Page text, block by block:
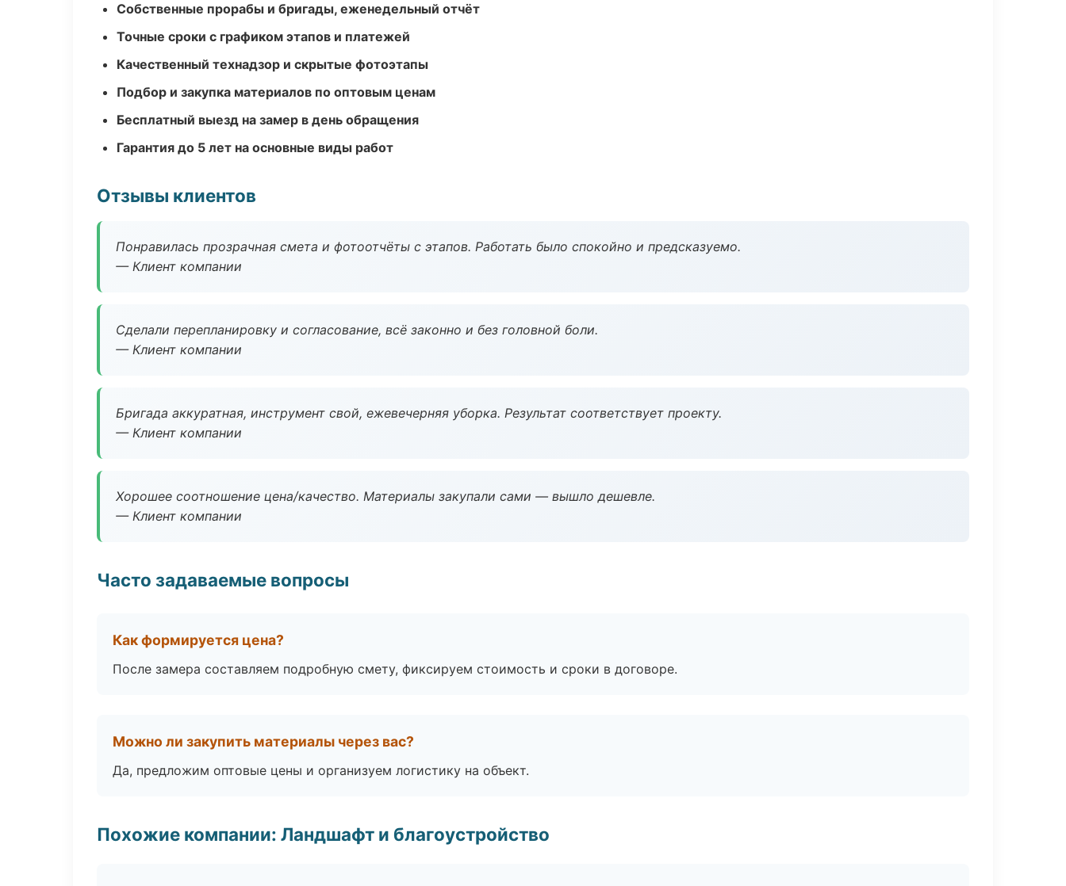
Собственные прорабы и бригады, еженедельный отчёт
Точные сроки с графиком этапов и платежей
Качественный технадзор и скрытые фотоэтапы
Подбор и закупка материалов по оптовым ценам
Бесплатный выезд на замер в день обращения
Гарантия до 5 лет на основные виды работ
Отзывы клиентов
Понравилась прозрачная смета и фотоотчёты с этапов. Работать было спокойно и предсказуемо.
— Клиент компании
Сделали перепланировку и согласование, всё законно и без головной боли.
— Клиент компании
Бригада аккуратная, инструмент свой, ежевечерняя уборка. Результат соответствует проекту.
— Клиент компании
Хорошее соотношение цена/качество. Материалы закупали сами — вышло дешевле.
— Клиент компании
Часто задаваемые вопросы
Как формируется цена?
После замера составляем подробную смету, фиксируем стоимость и сроки в договоре.
Можно ли закупить материалы через вас?
Да, предложим оптовые цены и организуем логистику на объект.
Похожие компании: Ландшафт и благоустройство